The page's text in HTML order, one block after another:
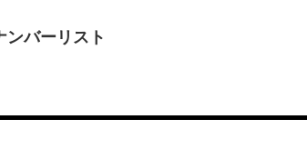
ンバーリスト